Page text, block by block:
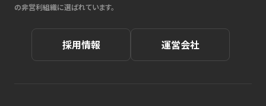
の非営利組織に選ばれています。
採用情報 運営会社